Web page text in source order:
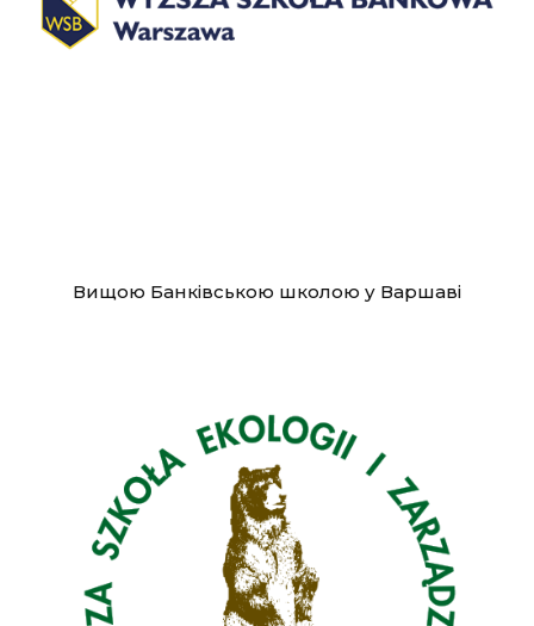
Вищою Банківською школою у Варшаві